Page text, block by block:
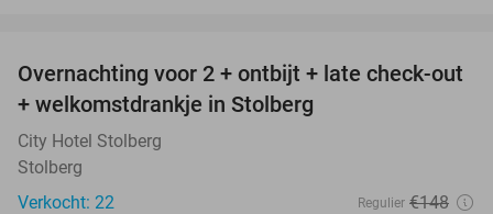
33%
Overnachting voor 2 + ontbijt + late check-out
+ welkomstdrankje in Stolberg
City Hotel Stolberg
Stolberg
Verkocht: 22
Regulier €148